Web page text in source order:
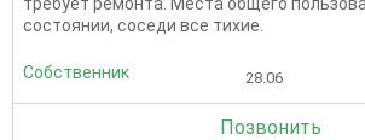
состоянии, соседи все тихие.
Собственник 28.06
Позвонить